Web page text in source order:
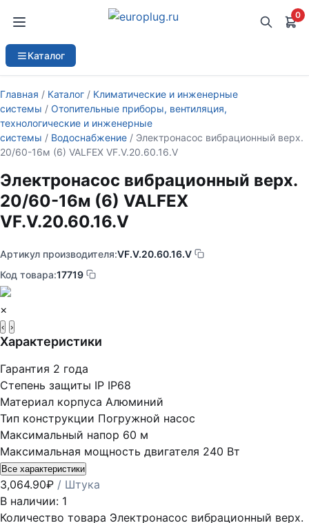
0
Каталог
Главная / Каталог / Климатические и инженерные
системы / Отопительные приборы, вентиляция,
технологические и инженерные
системы / Водоснабжение / Электронасос вибрационный верх.
20/60-16м (6) VALFEX VF.V.20.60.16.V
Электронасос вибрационный верх.
20/60-16м (6) VALFEX
VF.V.20.60.16.V
Артикул производителя:VF.V.20.60.16.V
Код товара:17719
×
‹ ›
Характеристики
Гарантия 2 года
Степень защиты IP IP68
Материал корпуса Алюминий
Тип конструкции Погружной насос
Максимальный напор 60 м
Максимальная мощность двигателя 240 Вт
Все характеристики
3,064.90₽ / Штука
В наличии: 1
Количество товара Электронасос вибрационный верх.